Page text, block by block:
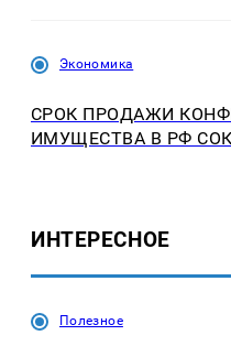
Экономика
СРОК ПРОДАЖИ
ИМУЩЕСТВА В РФ
ИНТЕРЕСНОЕ
Полезное